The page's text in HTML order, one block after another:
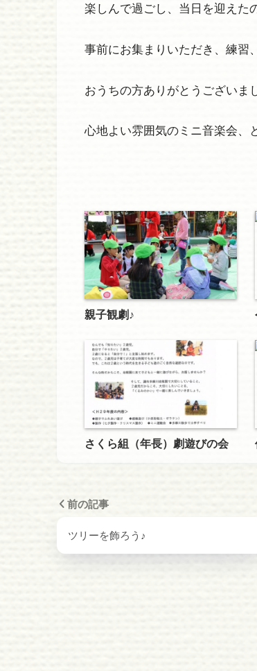
楽しんで過ごし、当日を迎えた
事前にお集まりいただき、練習
おうちの方ありがとうございま
心地よい雰囲気のミニ音楽会、
親子観劇♪
さくら組（年長）劇遊びの会
前の記事
ツリーを飾ろう♪